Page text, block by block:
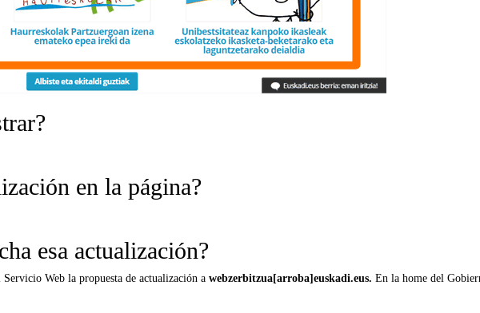
en la página?
esa actualización?
Web la propuesta de actualización a webzerbitzua[arroba]euskadi.eus. En la home del